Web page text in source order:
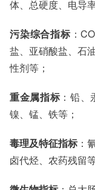
体、总硬度、电导
污染综合指标 ：
盐、亚硝酸盐、石
性剂等；
重金属指标 ：铅
镍、锰、铁等；
毒理及特征指标 ：
卤代烃、农药残留